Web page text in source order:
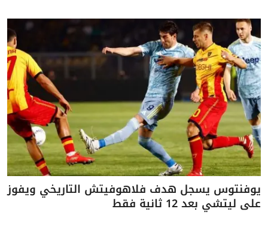
يوفنتوس يسجل هدف فلاهوفيتش التاريخي ويفوز
على ليتشي بعد 12 ثانية فقط